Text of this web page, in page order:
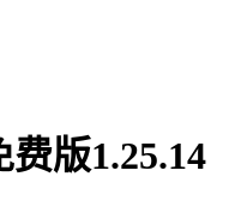
版1.25.14